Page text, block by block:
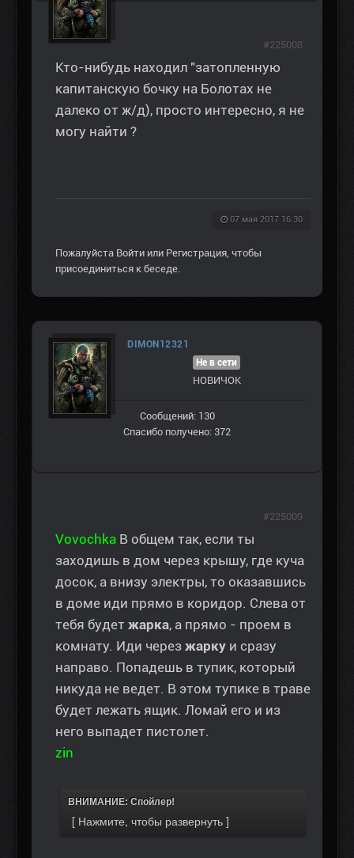
Кто-нибудь находил "затопленную
капитанскую бочку на Болотах не
далеко от ж/д), просто интересно, я не
могу найти ?
07 мая 2017 16:30
#225008
Пожалуйста Войти или Регистрация , чтобы
присоединиться к беседе.
DIMON12321
Не в сети
НОВИЧОК
Сообщений: 130
Спасибо получено: 372
Vovochka В общем так, если ты
заходишь в дом через крышу, где куча
досок, а внизу электры, то оказавшись
в доме иди прямо в коридор. Слева от
тебя будет жарка, а прямо - проем в
комнату. Иди через жарку и сразу
направо. Попадешь в тупик, который
никуда не ведет. В этом тупике в траве
будет лежать ящик. Ломай его и из
него выпадет пистолет.
zin
ВНИМАНИЕ: Спойлер!
#225009